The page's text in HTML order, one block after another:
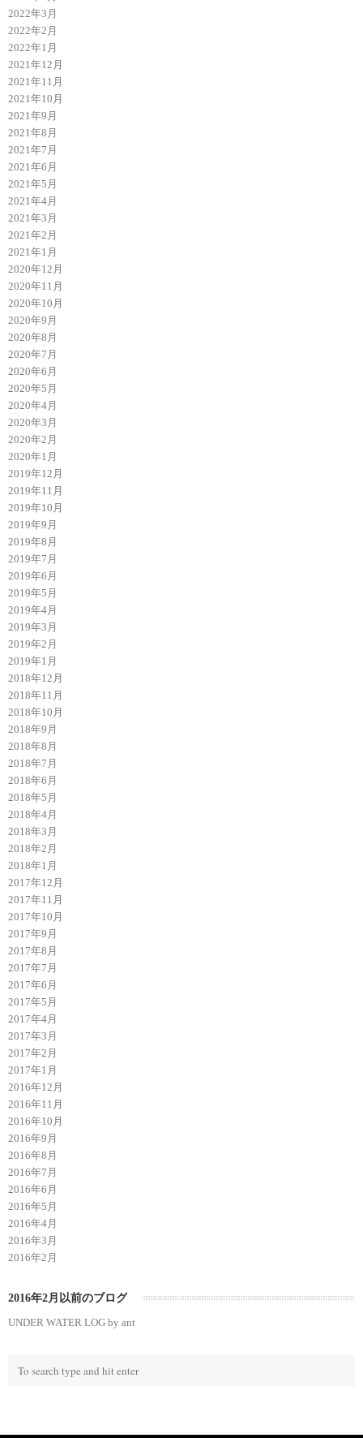
2022年3月
2022年2月
2022年1月
2021年12月
2021年11月
2021年10月
2021年9月
2021年8月
2021年7月
2021年6月
2021年5月
2021年4月
2021年3月
2021年2月
2021年1月
2020年12月
2020年11月
2020年10月
2020年9月
2020年8月
2020年7月
2020年6月
2020年5月
2020年4月
2020年3月
2020年2月
2020年1月
2019年12月
2019年11月
2019年10月
2019年9月
2019年8月
2019年7月
2019年6月
2019年5月
2019年4月
2019年3月
2019年2月
2019年1月
2018年12月
2018年11月
2018年10月
2018年9月
2018年8月
2018年7月
2018年6月
2018年5月
2018年4月
2018年3月
2018年2月
2018年1月
2017年12月
2017年11月
2017年10月
2017年9月
2017年8月
2017年7月
2017年6月
2017年5月
2017年4月
2017年3月
2017年2月
2017年1月
2016年12月
2016年11月
2016年10月
2016年9月
2016年8月
2016年7月
2016年6月
2016年5月
2016年4月
2016年3月
2016年2月
2016年2月以前のブログ
UNDER WATER LOG by ant